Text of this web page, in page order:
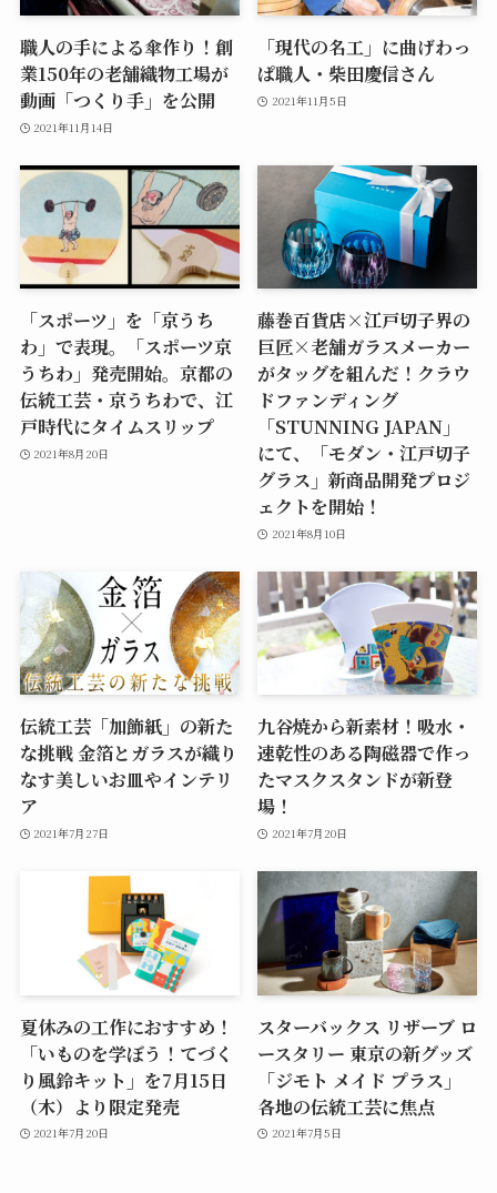
職人の手による傘作り！創
業150年の老舗織物工場が
動画「つくり手」を公開
2021年11月14日
「現代の名工」に曲げわっ
ぱ職人・柴田慶信さん
2021年11月5日
「スポーツ」を「京うち
わ」で表現。「スポーツ京
うちわ」発売開始。京都の
伝統工芸・京うちわで、江
戸時代にタイムスリップ
2021年8月20日
藤巻百貨店×江戸切子界の
巨匠×老舗ガラスメーカー
がタッグを組んだ！クラウ
ドファンディング
「STUNNING JAPAN」
にて、「モダン・江戸切子
グラス」新商品開発プロジ
ェクトを開始！
2021年8月10日
伝統工芸「加飾紙」の新た
な挑戦 金箔とガラスが織り
なす美しいお皿やインテリ
ア
2021年7月27日
九谷焼から新素材！吸水・
速乾性のある陶磁器で作っ
たマスクスタンドが新登
場！
2021年7月20日
夏休みの工作におすすめ！
「いものを学ぼう！てづく
り風鈴キット」を7月15日
（木）より限定発売
2021年7月20日
スターバックス リザーブ ロ
ースタリー 東京の新グッズ
「ジモト メイド プラス」
各地の伝統工芸に焦点
2021年7月5日